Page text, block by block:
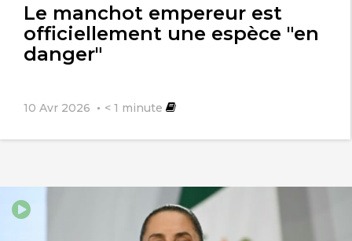
Le manchot empereur est
officiellement une espèce "en
danger"
10 Avr 2026 < 1 minute